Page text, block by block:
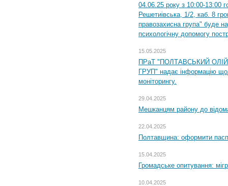
04.06.25 року з 10:00-13:00
Решетиівська, 1/2, каб. 8
правозахисна група" буде
психологічну допомогу
15.05.2025
ПРаТ "ПОЛТАВСЬКИЙ
ГРУП" надає інформацію
моніторингу.
29.04.2025
Мешканцям району до
22.04.2025
Полтавщина: оформити
15.04.2025
Громадське опитування:
10.04.2025